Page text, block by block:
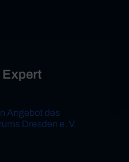
Expert
Angebot des
Dresden e. V.